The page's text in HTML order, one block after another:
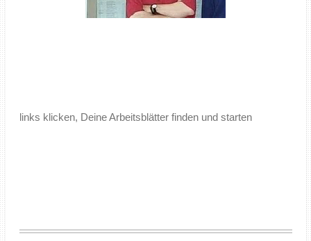
links klicken, Deine Arbeitsblätter finden und starten